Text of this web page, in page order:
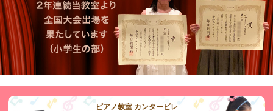
ピアノ教室 カンタービレ